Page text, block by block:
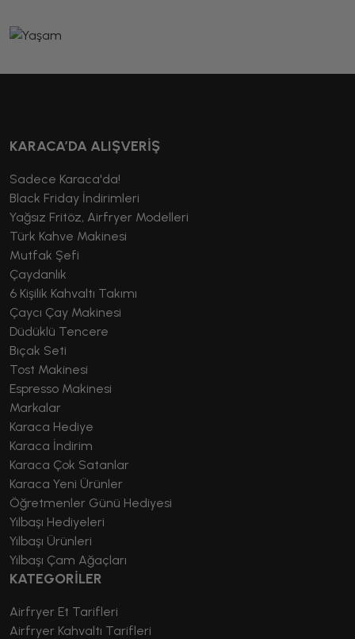
KARACA’DA ALIŞVERİŞ
Sadece Karaca'da!
Black Friday İndirimleri
Yağsız Fritöz, Airfryer Modelleri
Türk Kahve Makinesi
Mutfak Şefi
Çaydanlık
6 Kişilik Kahvaltı Takımı
Çaycı Çay Makinesi
Düdüklü Tencere
Bıçak Seti
Tost Makinesi
Espresso Makinesi
Markalar
Karaca Hediye
Karaca İndirim
Karaca Çok Satanlar
Karaca Yeni Ürünler
Öğretmenler Günü Hediyesi
Yılbaşı Hediyeleri
Yılbaşı Ürünleri
Yılbaşı Çam Ağaçları
KATEGORİLER
Airfryer Et Tarifleri
Airfryer Kahvaltı Tarifleri